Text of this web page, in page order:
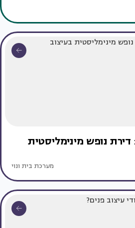
נופש מינימליסטית
מערכת בית ונוי